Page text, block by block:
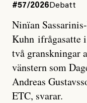
#57/2026 Debatt
Ninïan
Kuhn ifrågasatte
två granskningar
vänstern som
Andreas
ETC, svarar.